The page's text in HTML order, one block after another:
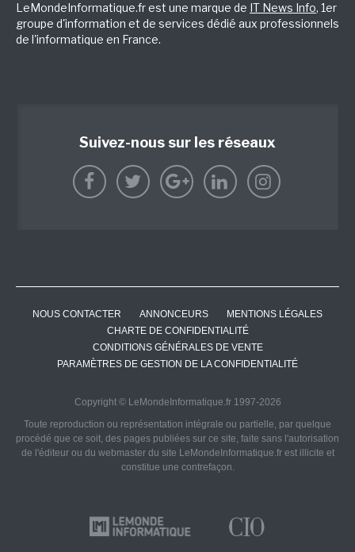
LeMondeInformatique.fr est une marque de IT News Info, 1er
groupe d'information et de services dédié aux professionnels
de l'informatique en France.
Suivez-nous sur les réseaux
NOUS CONTACTER ANNONCEURS
MENTIONS LÉGALES
CHARTE DE CONFIDENTIALITÉ
CONDITIONS GÉNÉRALES DE VENTE
PARAMÈTRES DE GESTION DE LA CONFIDENTIALITÉ
Copyright © LeMondeInformatique.fr 1997-2026
Toute reproduction ou représentation intégrale ou partielle, par quelque
procédé que ce soit, des pages publiées sur ce site, faite sans l'autorisation
de l'éditeur ou du webmaster du site LeMondeInformatique.fr est illicite et
constitue une contrefaçon.